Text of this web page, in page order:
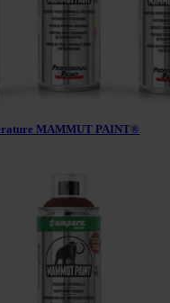
MAMMUT PAINT®